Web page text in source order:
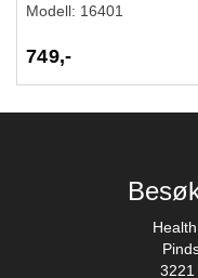
Modell: 16401
749,-
3221